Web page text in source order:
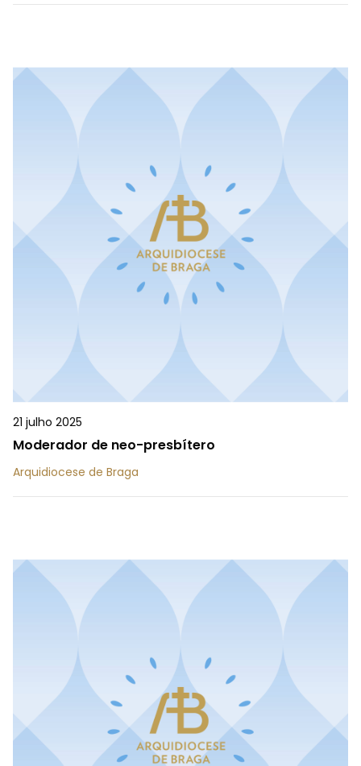
21 julho 2025
Moderador de neo-presbítero
Arquidiocese de Braga